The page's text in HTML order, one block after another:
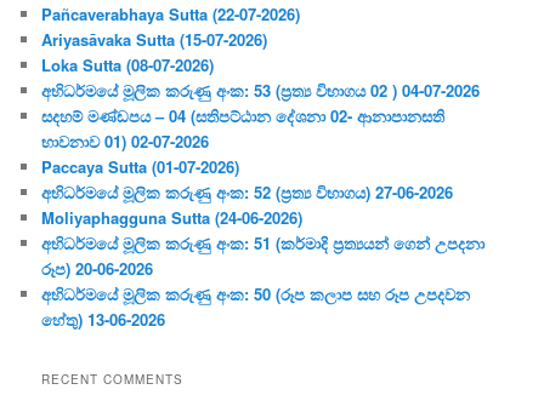
Pañcaverabhaya Sutta (22-07-2026)
Ariyasāvaka Sutta (15-07-2026)
Loka Sutta (08-07-2026)
අභිධර්මයේ මූලික කරුණු අංක: 53 (ප්‍ර‍ත්‍ය විභාගය 02 ) 04-07-2026
සදහම් මණ්ඩපය – 04 (සතිපට්ඨාන දේශනා 02- ආනාපානසති
භාවනාව 01) 02-07-2026
Paccaya Sutta (01-07-2026)
අභිධර්මයේ මූලික කරුණු අංක: 52 (ප්‍ර‍ත්‍ය විභාගය) 27-06-2026
Moliyaphagguna Sutta (24-06-2026)
අභිධර්මයේ මූලික කරුණු අංක: 51 (කර්මාදි ප්‍ර‍ත්‍යයන් ගෙන් උපදනා
රූප) 20-06-2026
අභිධර්මයේ මූලික කරුණු අංක: 50 (රූප කලාප සහ රූප උපදවන
හේතු) 13-06-2026
RECENT COMMENTS